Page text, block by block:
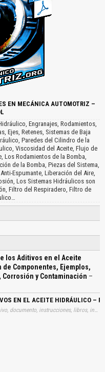
EN MECÁNICA AUTOMOTRIZ –
Engranajes, Rodamientos,
Ejes, Retenes, Sistemas de Baja
Paredes del Cilindro de la
Viscosidad del Aceite, Flujo de
Los Rodamientos de la Bomba,
de la Bomba, Piezas del Sistema,
Espumante, Liberación del Aire,
Los Sistemas Hidráulicos son
Filtro del Respiradero, Filtro de
los Aditivos en el Aceite
Componentes, Ejemplos,
y Contaminación –
EN EL ACEITE HIDRÁULICO –